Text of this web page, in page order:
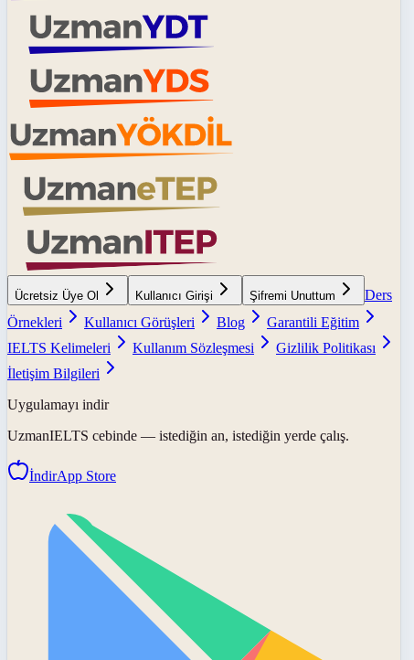
Ücretsiz Üye Ol Kullanıcı Girişi Şifremi Unuttum
Ders
Örnekleri
Kullanıcı Görüşleri Blog
Garantili Eğitim
IELTS Kelimeleri
Kullanım Sözleşmesi
Gizlilik Politikası
İletişim Bilgileri
Uygulamayı indir
UzmanIELTS cebinde — istediğin an, istediğin yerde çalış.
İndirApp Store